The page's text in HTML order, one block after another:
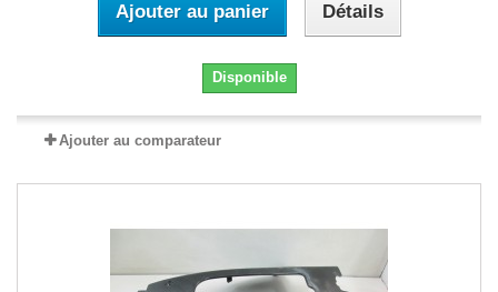
Ajouter au panier Détails
Disponible
Ajouter au comparateur